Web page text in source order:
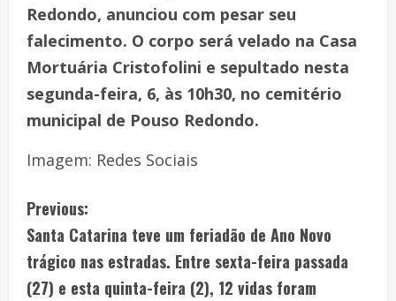
Redondo, anunciou com pesar seu
falecimento. O corpo será velado na Casa
Mortuária Cristofolini e sepultado nesta
segunda-feira, 6, às 10h30, no cemitério
municipal de Pouso Redondo.
Imagem: Redes Sociais
Previous:
Santa Catarina teve um feriadão de Ano Novo
trágico nas estradas. Entre sexta-feira passada
(27) e esta quinta-feira (2), 12 vidas foram